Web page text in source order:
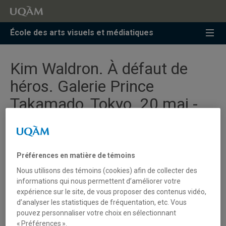
Accéder
recherche
Accéder
menu
pricipal
Accéder
zone
École des arts visuels et médiatiques
Kim Waldron. À défaut de
héros. Galerie Prince
Takamado, Tokyo. 20 mai -
23 septembre
Kim Waldron,Flower Compost, Mikiko Kamada【Compost
de fleurs / 花のコンポスト, Mikiko Kamada】, 2022
20 mai au 23 septembre 2026
Vernissage le 21 mai 2026 à 17 h 30
Galerie Prince Takamado, Ambassade du Canada au Japon
Préférences en matière de témoins
Nous utilisons des témoins (cookies) afin de collecter des
informations qui nous permettent d’améliorer votre
expérience sur le site, de vous proposer des contenus vidéo,
d’analyser les statistiques de fréquentation, etc. Vous
pouvez personnaliser votre choix en sélectionnant
« Préférences ».